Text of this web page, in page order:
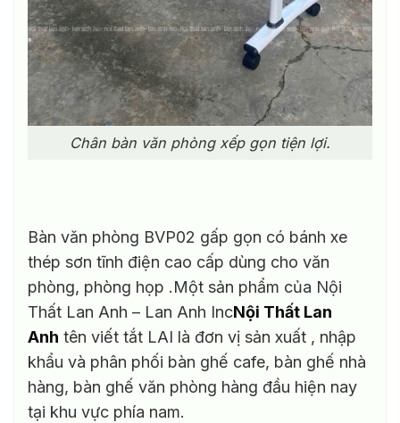
Chân bàn văn phòng xếp gọn tiện lợi.
Bàn văn phòng BVP02 gấp gọn có bánh xe
thép sơn tĩnh điện cao cấp dùng cho văn
phòng, phòng họp .Một sản phẩm của Nội
Thất Lan Anh – Lan Anh IncNội Thất Lan
Anh tên viết tắt LAI là đơn vị sản xuất , nhập
khẩu và phân phối bàn ghế cafe, bàn ghế nhà
hàng, bàn ghế văn phòng hàng đầu hiện nay
tại khu vực phía nam.